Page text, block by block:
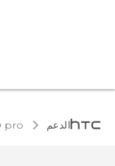
الدعم pro‎